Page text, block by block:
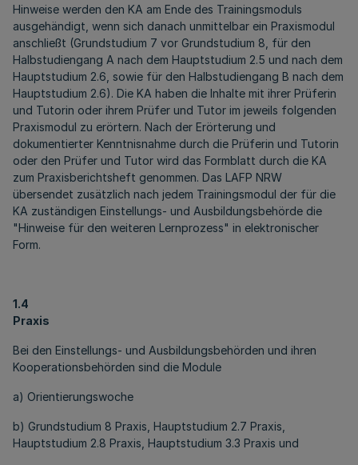
Hinweise werden den KA am Ende des Trainingsmoduls
ausgehändigt, wenn sich danach unmittelbar ein Praxismodul
anschließt (Grundstudium 7 vor Grundstudium 8, für den
Halbstudiengang A nach dem Hauptstudium 2.5 und nach dem
Hauptstudium 2.6, sowie für den Halbstudiengang B nach dem
Hauptstudium 2.6). Die KA haben die Inhalte mit ihrer Prüferin
und Tutorin oder ihrem Prüfer und Tutor im jeweils folgenden
Praxismodul zu erörtern. Nach der Erörterung und
dokumentierter Kenntnisnahme durch die Prüferin und Tutorin
oder den Prüfer und Tutor wird das Formblatt durch die KA
zum Praxisberichtsheft genommen. Das LAFP NRW
übersendet zusätzlich nach jedem Trainingsmodul der für die
KA zuständigen Einstellungs- und Ausbildungsbehörde die
"Hinweise für den weiteren Lernprozess" in elektronischer
Form.
1.4
Praxis
Bei den Einstellungs- und Ausbildungsbehörden und ihren
Kooperationsbehörden sind die Module
a) Orientierungswoche
b) Grundstudium 8 Praxis, Hauptstudium 2.7 Praxis,
Hauptstudium 2.8 Praxis, Hauptstudium 3.3 Praxis und